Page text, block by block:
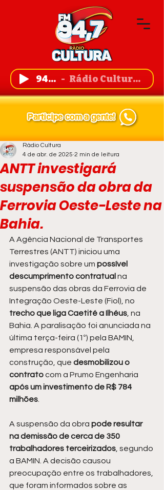
94,7 FM Rádio Cultura de Guanambi
ANTT investigará
suspensão da obra da
Ferrovia Oeste-Leste na
Bahia.
Rádio Cultura
4 de abr. de 2025 2 min de leitura
A Agência Nacional de Transportes
Terrestres (ANTT) iniciou uma
investigação sobre um possível
descumprimento contratual na
suspensão das obras da Ferrovia de
Integração Oeste-Leste (Fiol), no
trecho que liga Caetité a Ilhéus , na
Bahia. A paralisação foi anunciada na
última terça-feira (1º) pela BAMIN,
empresa responsável pela
construção, que desmobilizou o
contrato com a Prumo Engenharia
após um investimento de R$ 784
milhões
A suspensão da obra pode resultar
na demissão de cerca de 350
trabalhadores terceirizados , segundo
a BAMIN. A decisão causou
preocupação entre os trabalhadores,
que foram informados sobre as